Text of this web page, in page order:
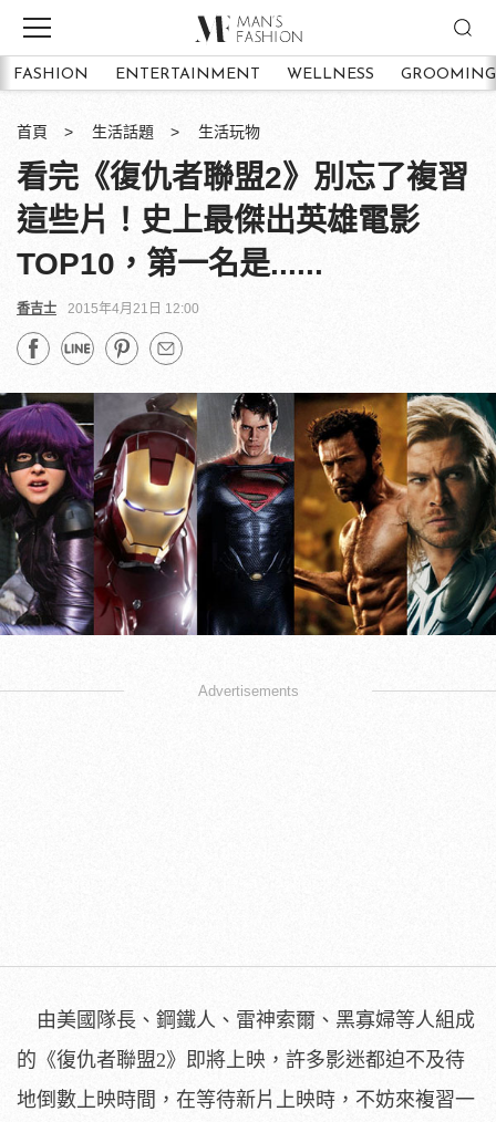
FASHION ENTERTAINMENT WELLNESS GROOMING
首頁 生活話題 生活玩物
看完《復仇者聯盟2》別忘了複習
這些片！史上最傑出英雄電影
TOP10，第一名是......
香吉士 2015年4月21日 12:00
Advertisements
由美國隊長、鋼鐵人、雷神索爾、黑寡婦等人組成
的《復仇者聯盟2》即將上映，許多影迷都迫不及待
地倒數上映時間，在等待新片上映時，不妨來複習一